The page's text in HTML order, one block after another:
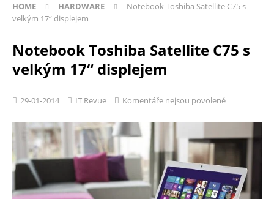
HOME HARDWARE
Notebook Toshiba Satellite C75 s
velkým 17“ displejem
Notebook Toshiba Satellite C75 s
velkým 17“ displejem
29-01-2014 IT Revue Komentáře nejsou povolené